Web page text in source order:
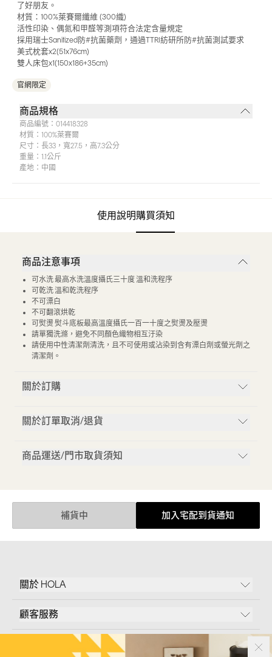
了好朋友。
材質：100%萊賽爾纖維 (300織)
活性印染、偶氮和甲醛等測項符合法定含量規定
採用瑞士Sanitized防#抗菌藥劑，通過TTRI紡研所防#抗菌測試要求
美式枕套x2(51x76cm)
雙人床包x1(150x186+35cm)
官網限定
商品規格
商品編號： 014418328
材質： 100%萊賽爾
尺寸： 長33，寬27.5，高7.3公分
重量： 1.1公斤
產地： 中國
使用說明購買須知
商品注意事項
可水洗 最高水洗溫度攝氏三十度 溫和洗程序
可乾洗 溫和乾洗程序
不可漂白
不可翻滾烘乾
可熨燙 熨斗底板最高溫度攝氏一百一十度之熨燙及壓燙
請單獨洗滌，避免不同顏色織物相互汙染
請使用中性清潔劑清洗，且不可使用或沾染到含有漂白劑或螢光劑之
清潔劑。
關於訂購
關於訂單取消/退貨
商品運送/門市取貨須知
補貨中 加入宅配到貨通知
關於 HOLA
顧客服務